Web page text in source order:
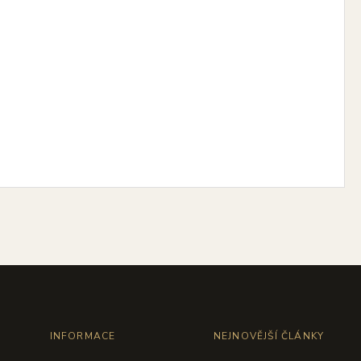
INFORMACE NEJNOVĚJŠÍ ČLÁNKY